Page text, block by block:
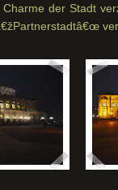
der Stadt